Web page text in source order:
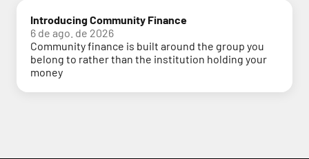
Introducing Community Finance
6 de ago. de 2026
Community finance is built around the group you
belong to rather than the institution holding your
money